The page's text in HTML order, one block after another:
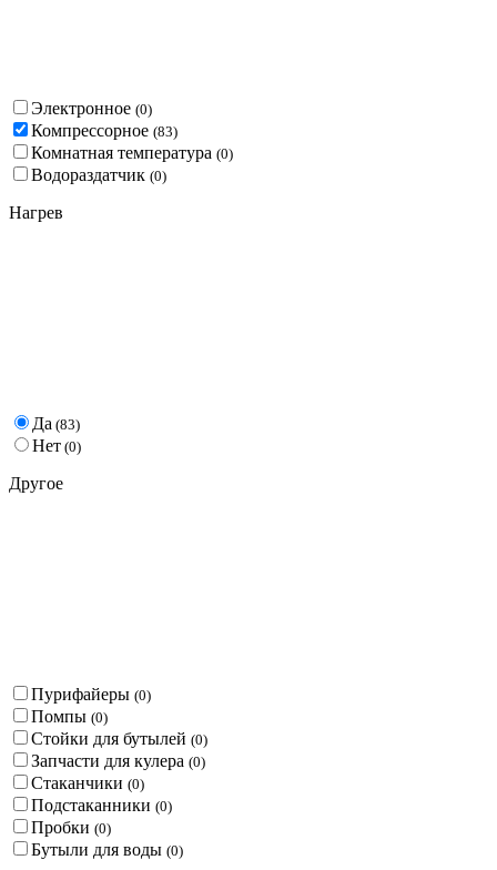
Электронное (0)
Компрессорное (83)
Комнатная температура (0)
Водораздатчик (0)
Нагрев
Да (83)
Нет (0)
Другое
Пурифайеры (0)
Помпы (0)
Стойки для бутылей (0)
Запчасти для кулера (0)
Стаканчики (0)
Подстаканники (0)
Пробки (0)
Бутыли для воды (0)